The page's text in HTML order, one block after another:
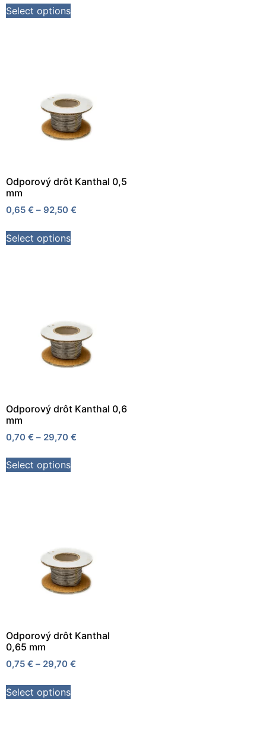
Select options
Odporový drôt Kanthal 0,5
mm
0,65 € – 92,50 €
Select options
Odporový drôt Kanthal 0,6
mm
0,70 € – 29,70 €
Select options
Odporový drôt Kanthal
0,65 mm
0,75 € – 29,70 €
Select options